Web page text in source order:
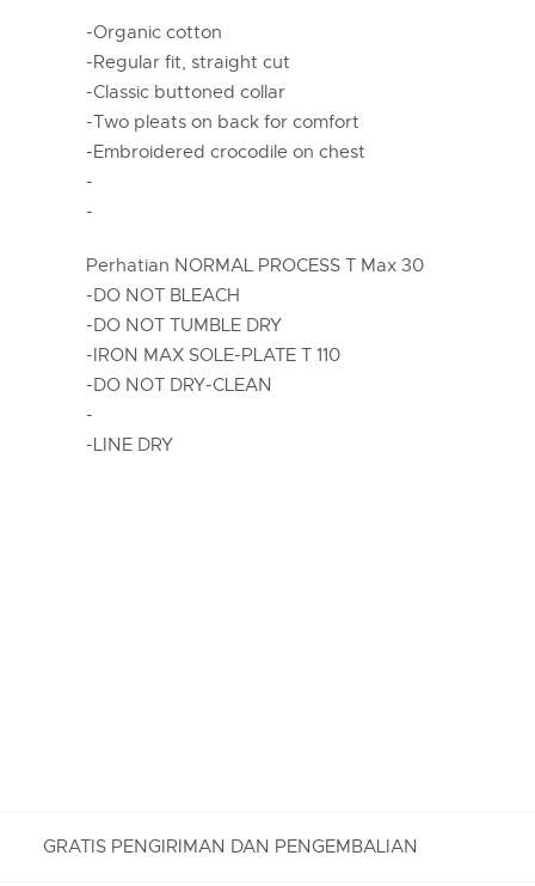
-Organic cotton
-Regular fit, straight cut
-Classic buttoned collar
-Two pleats on back for comfort
-Embroidered crocodile on chest
-
-
Perhatian NORMAL PROCESS T Max 30
-DO NOT BLEACH
-DO NOT TUMBLE DRY
-IRON MAX SOLE-PLATE T 110
-DO NOT DRY-CLEAN
-
-LINE DRY
GRATIS PENGIRIMAN DAN PENGEMBALIAN